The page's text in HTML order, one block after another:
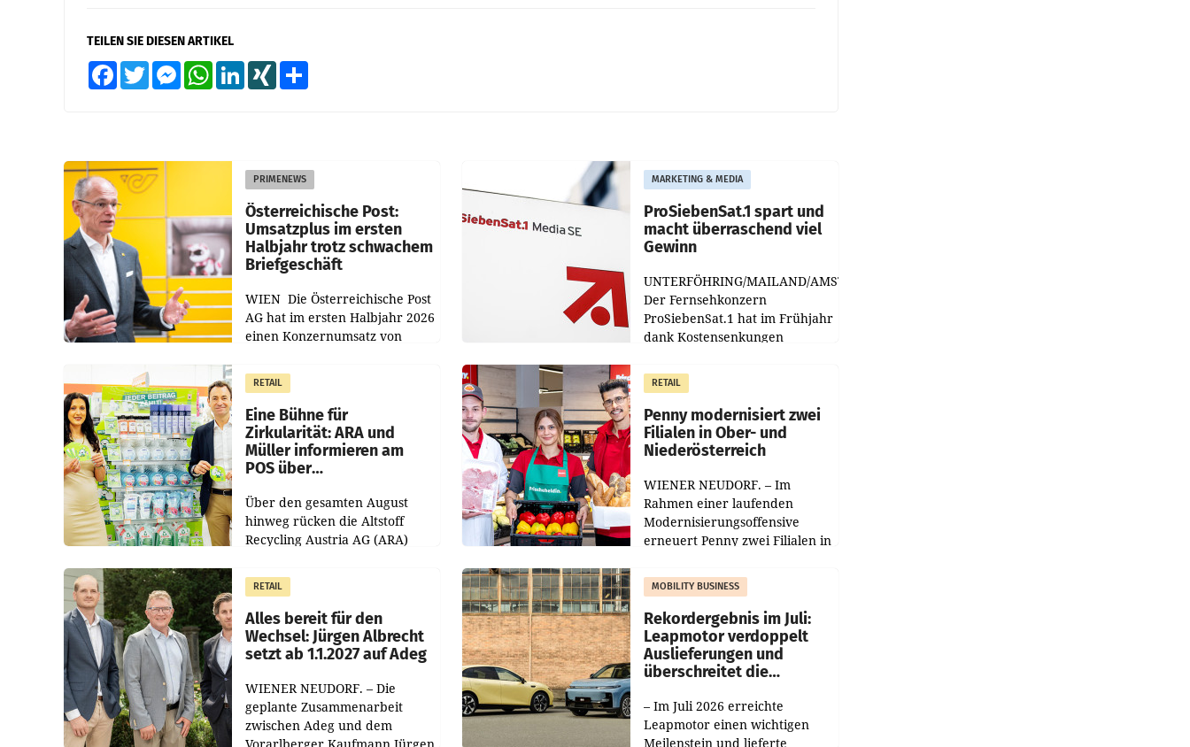
TEILEN SIE DIESEN ARTIKEL
FacebookTwitter MessengerWhatsAppLinkedInXING
PRIMENEWS
Österreichische Post:
Umsatzplus im ersten
Halbjahr trotz schwachem
Briefgeschäft
WIEN Die Österreichische Post
AG hat im ersten Halbjahr 2026
einen Konzernumsatz von
erwirtschaftet, was einem Plus
von 3,8 Prozent gegenüber
dem Vergleichszeitraum
MARKETING & MEDIA
ProSiebenSat.1 spart und
macht überraschend viel
Gewinn
UNTERFÖHRING/MAILAND/AMSTERDAM.
Der Fernsehkonzern
ProSiebenSat.1 hat im Frühjahr
dank Kostensenkungen
gemacht und die
Markterwartung deutlich
übertroffen.
RETAIL
Eine Bühne für
Zirkularität: ARA und
Müller informieren am
POS über
Über den gesamten August
hinweg rücken die Altstoff
Recycling Austria AG (ARA)
Müller die Initiative „Kreislauf-
Helden“ in allen
österreichischen Müller-Filialen
RETAIL
Penny modernisiert zwei
Filialen in Ober- und
Niederösterreich
WIENER NEUDORF. – Im
Rahmen einer laufenden
Modernisierungsoffensive
erneuert Penny zwei Filialen in
Die beiden Standorte liegen in
Haag sowie im rund
RETAIL
Alles bereit für den
Wechsel: Jürgen Albrecht
setzt ab 1.1.2027 auf Adeg
WIENER NEUDORF. – Die
geplante Zusammenarbeit
zwischen Adeg und dem
MOBILITY BUSINESS
Rekordergebnis im Juli:
Leapmotor verdoppelt
Auslieferungen und
überschreitet die
– Im Juli 2026 erreichte
Leapmotor einen wichtigen
Meilenstein und lieferte